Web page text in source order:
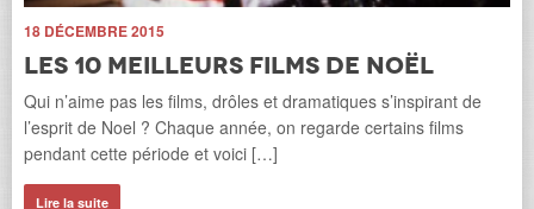
18 DÉCEMBRE 2015
Les 10 meilleurs films de Noël
Qui n’aime pas les films, drôles et dramatiques s’inspirant de
l’esprit de Noel ? Chaque année, on regarde certains films
pendant cette période et voici […]
Lire la suite